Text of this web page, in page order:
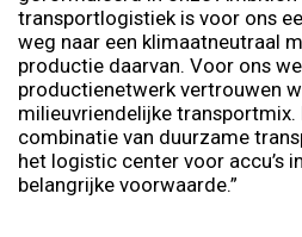
transportlogistiek is voor ons
weg naar een klimaatneutraal
productie daarvan. Voor ons
productienetwerk vertrouwen
milieuvriendelijke transportmix.
combinatie van duurzame
het logistic center voor accu’s
belangrijke voorwaarde.”